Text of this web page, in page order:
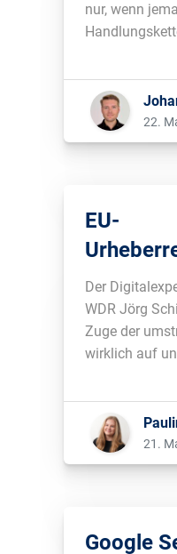
nur, wenn
wenn
Umsetzung
Worten: In
22.
EU-
Ziele,
Chancen
Der
WDR Jörg
Zuge der
wirklich auf
sie?...
21.
Google